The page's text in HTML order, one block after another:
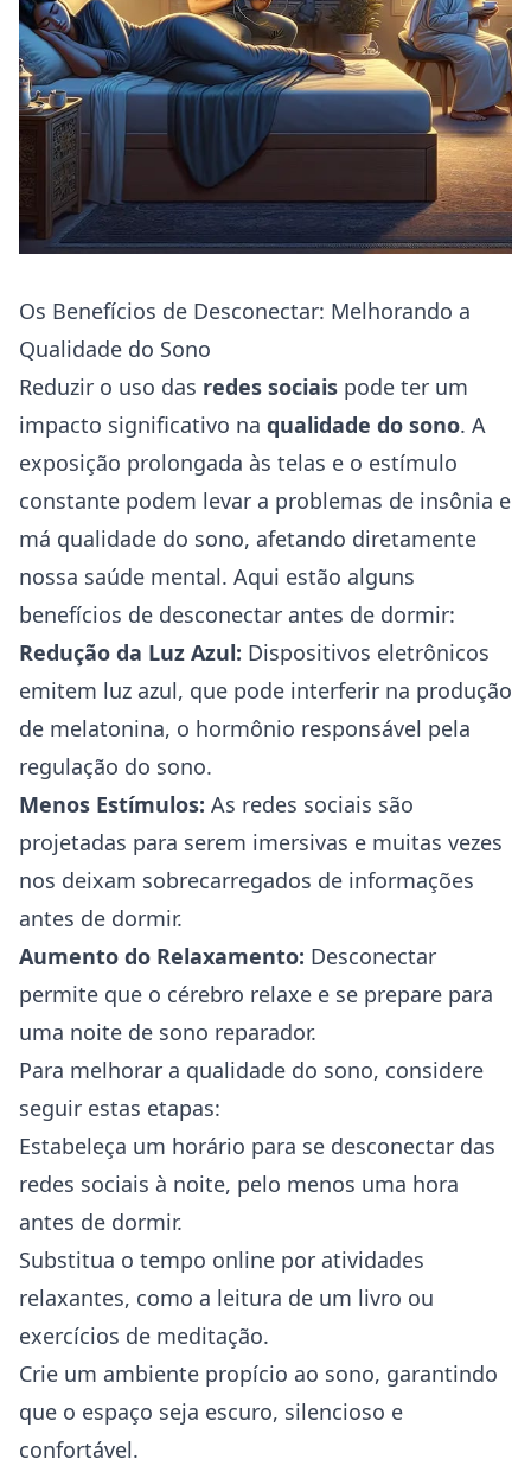
Os Benefícios de Desconectar: Melhorando a
Qualidade do Sono
Reduzir o uso das redes sociais pode ter um
impacto significativo na qualidade do sono. A
exposição prolongada às telas e o estímulo
constante podem levar a problemas de insônia e
má qualidade do sono, afetando diretamente
nossa saúde mental. Aqui estão alguns
benefícios de desconectar antes de dormir:
Redução da Luz Azul: Dispositivos eletrônicos
emitem luz azul, que pode interferir na produção
de melatonina, o hormônio responsável pela
regulação do sono.
Menos Estímulos: As redes sociais são
projetadas para serem imersivas e muitas vezes
nos deixam sobrecarregados de informações
antes de dormir.
Aumento do Relaxamento: Desconectar
permite que o cérebro relaxe e se prepare para
uma noite de sono reparador.
Para melhorar a qualidade do sono, considere
seguir estas etapas:
Estabeleça um horário para se desconectar das
redes sociais à noite, pelo menos uma hora
antes de dormir.
Substitua o tempo online por atividades
relaxantes, como a leitura de um livro ou
exercícios de meditação.
Crie um ambiente propício ao sono, garantindo
que o espaço seja escuro, silencioso e
confortável.